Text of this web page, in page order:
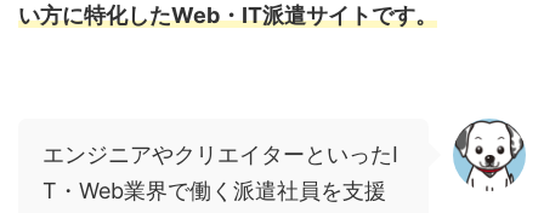
い方に特化したWeb・IT派遣サイトです。
エンジニアやクリエイターといったI
T・Web業界で働く派遣社員を支援